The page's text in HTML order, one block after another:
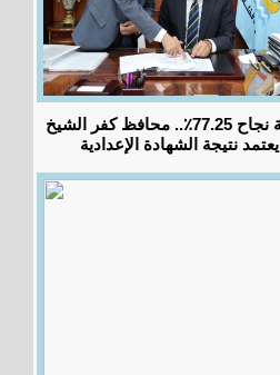
بنسبة نجاح 77.25٪؜.. محافظ كفر الشيخ
يعتمد نتيجة الشهادة الإعدادية